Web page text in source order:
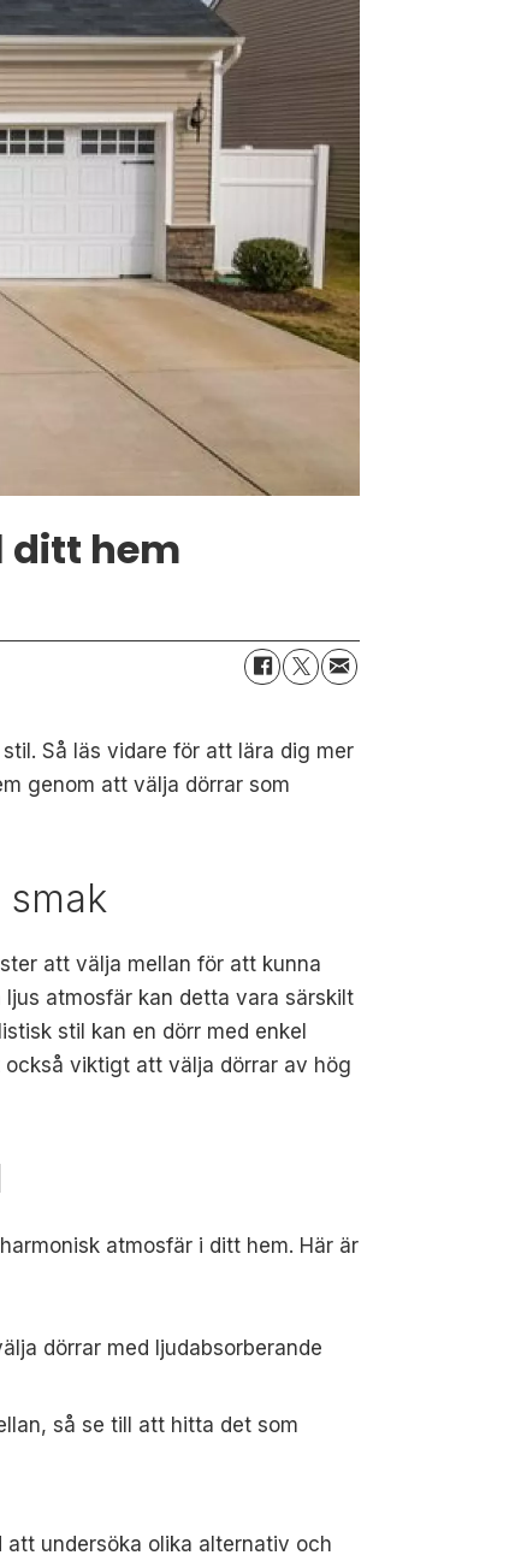
ditt hem
Så läs vidare för att lära dig mer
genom att välja dörrar som
att välja mellan för att kunna
atmosfär kan detta vara särskilt
stil kan en dörr med enkel
viktigt att välja dörrar av hög
atmosfär i ditt hem. Här är
dörrar med ljudabsorberande
så se till att hitta det som
undersöka olika alternativ och